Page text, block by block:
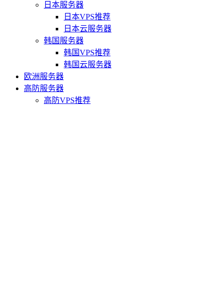
日本服务器
日本VPS推荐
日本云服务器
韩国服务器
韩国VPS推荐
韩国云服务器
欧洲服务器
高防服务器
高防VPS推荐